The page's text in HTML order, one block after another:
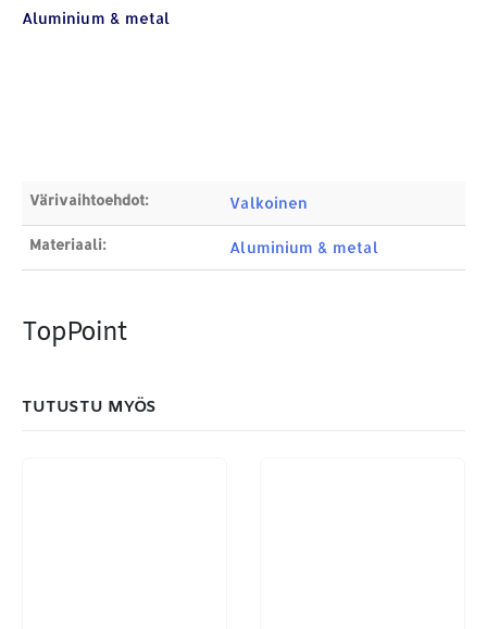
Aluminium & metal
Värivaihtoehdot: Valkoinen
Materiaali: Aluminium & metal
TopPoint
TUTUSTU MYÖS
Puhelin: 040-7549431
MAKSUTAPAMME: